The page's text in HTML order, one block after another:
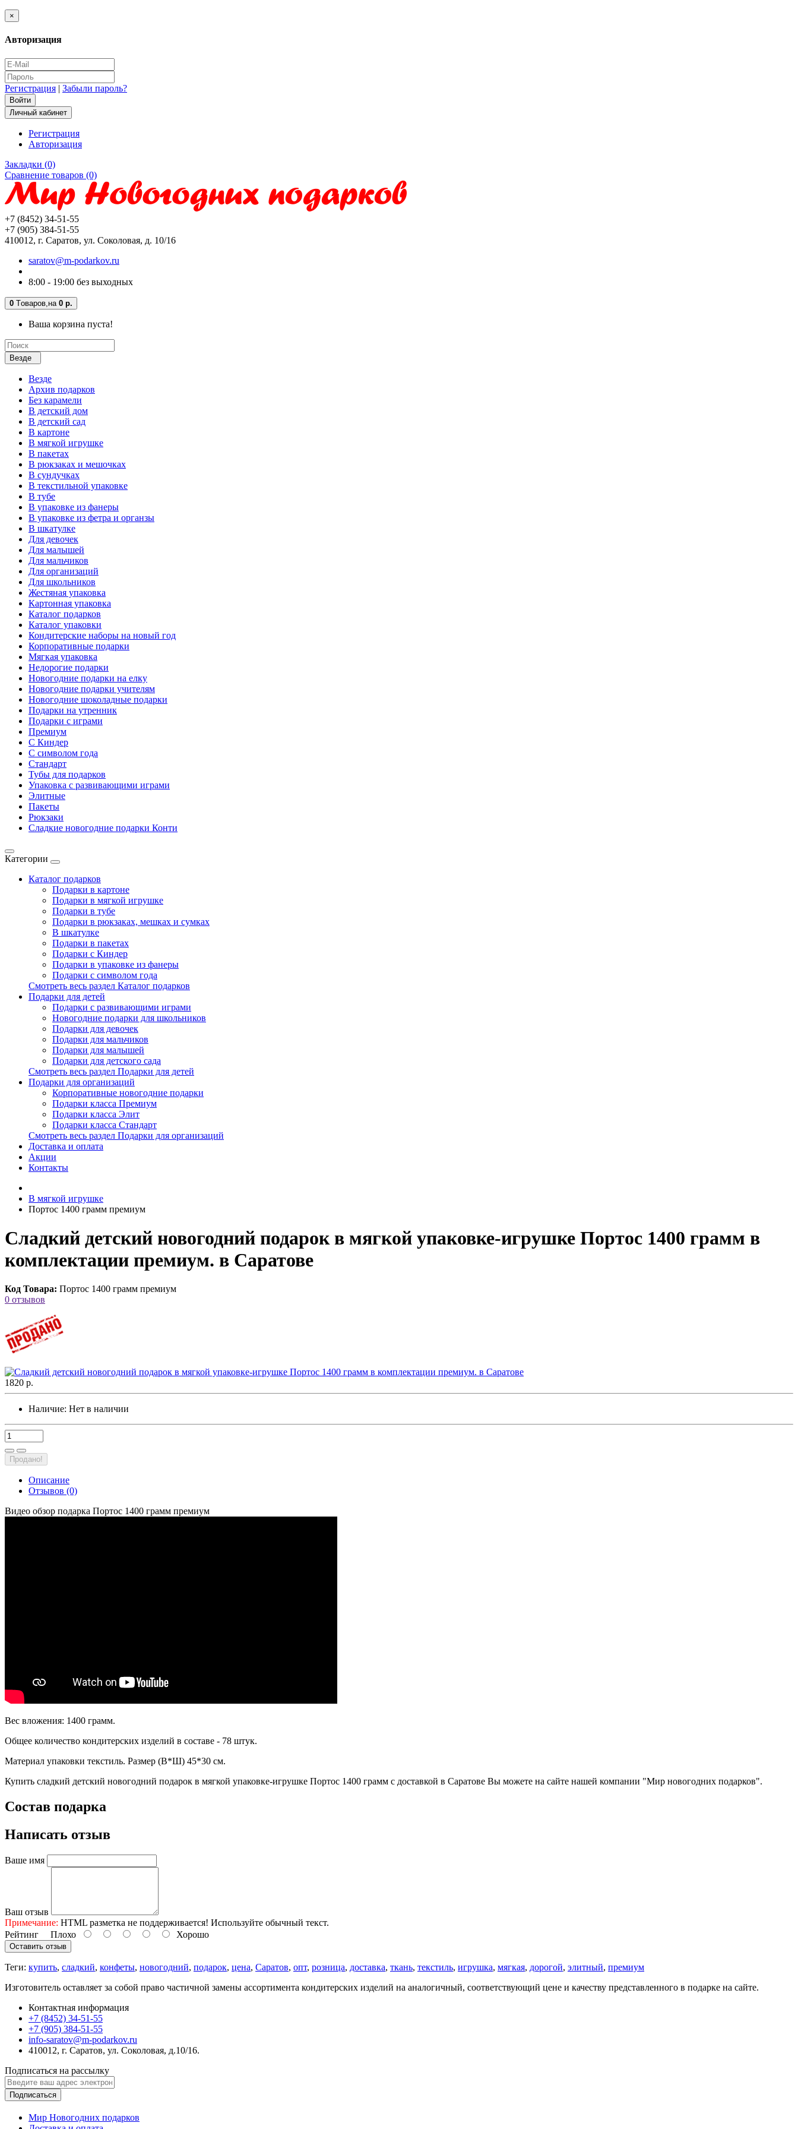
×
Авторизация
Регистрация | Забыли пароль?
Личный кабинет
Регистрация
Авторизация
Закладки (0)
Сравнение товаров (0)
+7 (8452) 34-51-55
+7 (905) 384-51-55
410012, г. Саратов, ул. Соколовая, д. 10/16
saratov@m-podarkov.ru
8:00 - 19:00 без выходных
0 Tоваров, на 0 р.
Ваша корзина пуста!
Везде
Везде
Архив подарков
Без карамели
В детский дом
В детский сад
В картоне
В мягкой игрушке
В пакетах
В рюкзаках и мешочках
В сундучках
В текстильной упаковке
В тубе
В упаковке из фанеры
В упаковке из фетра и органзы
В шкатулке
Для девочек
Для малышей
Для мальчиков
Для организаций
Для школьников
Жестяная упаковка
Картонная упаковка
Каталог подарков
Каталог упаковки
Кондитерские наборы на новый год
Корпоративные подарки
Мягкая упаковка
Недорогие подарки
Новогодние подарки на елку
Новогодние подарки учителям
Новогодние шоколадные подарки
Подарки на утренник
Подарки с играми
Премиум
С Киндер
С символом года
Стандарт
Тубы для подарков
Упаковка с развивающими играми
Элитные
Пакеты
Рюкзаки
Сладкие новогодние подарки Конти
Категории
Каталог подарков
Подарки в картоне
Подарки в мягкой игрушке
Подарки в тубе
Подарки в рюкзаках, мешках и сумках
В шкатулке
Подарки в пакетах
Подарки с Киндер
Подарки в упаковке из фанеры
Подарки с символом года
Смотреть весь раздел Каталог подарков
Подарки для детей
Подарки с развивающими играми
Новогодние подарки для школьников
Подарки для девочек
Подарки для мальчиков
Подарки для малышей
Подарки для детского сада
Смотреть весь раздел Подарки для детей
Подарки для организаций
Корпоративные новогодние подарки
Подарки класса Премиум
Подарки класса Элит
Подарки класса Стандарт
Смотреть весь раздел Подарки для организаций
Доставка и оплата
Акции
Контакты
В мягкой игрушке
Портос 1400 грамм премиум
Сладкий детский новогодний подарок в мягкой упаковке-игрушке Портос 1400 грамм в
комплектации премиум. в Саратове
Код Товара: Портос 1400 грамм премиум
0 отзывов
1820 р.
Наличие: Нет в наличии
Продано!
Описание
Отзывов (0)
Видео обзор подарка Портос 1400 грамм премиум
Вес вложения: 1400 грамм.
Общее количество кондитерских изделий в составе - 78 штук.
Материал упаковки текстиль. Размер (В*Ш) 45*30 см.
Купить сладкий детский новогодний подарок в мягкой упаковке-игрушке Портос 1400 грамм с доставкой в Саратове Вы можете на сайте нашей компании "Мир новогодних подарков".
Состав подарка
Написать отзыв
Ваше имя
Ваш отзыв
Примечание: HTML разметка не поддерживается! Используйте обычный текст.
Рейтинг Плохо Хорошо
Оставить отзыв
Теги: купить, сладкий, конфеты, новогодний, подарок, цена, Саратов, опт, розница, доставка, ткань, текстиль, игрушка, мягкая, дорогой, элитный, премиум
Изготовитель оставляет за собой право частичной замены ассортимента кондитерских изделий на аналогичный, соответствующий цене и качеству представленного в подарке на сайте.
Контактная информация
+7 (8452) 34-51-55
+7 (905) 384-51-55
info-saratov@m-podarkov.ru
410012, г. Саратов, ул. Соколовая, д.10/16.
Подписаться на рассылку
Подписаться
Мир Новогодних подарков